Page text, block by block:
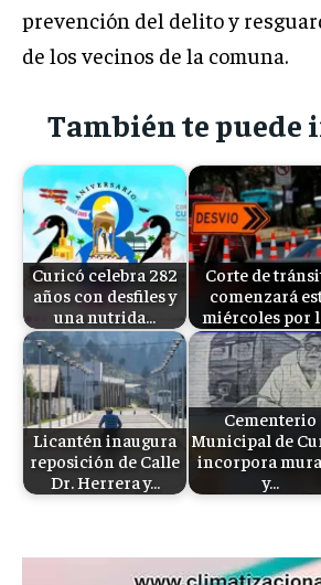
prevención del delito y
de los vecinos de la comuna.
También te puede
Curicó celebra 282
años con desfiles y
una nutrida…
Corte de
comenzará
miércoles por
Licantén inaugura
reposición de Calle
Dr. Herrera y…
Cementerio
Municipal de
incorpora
y…